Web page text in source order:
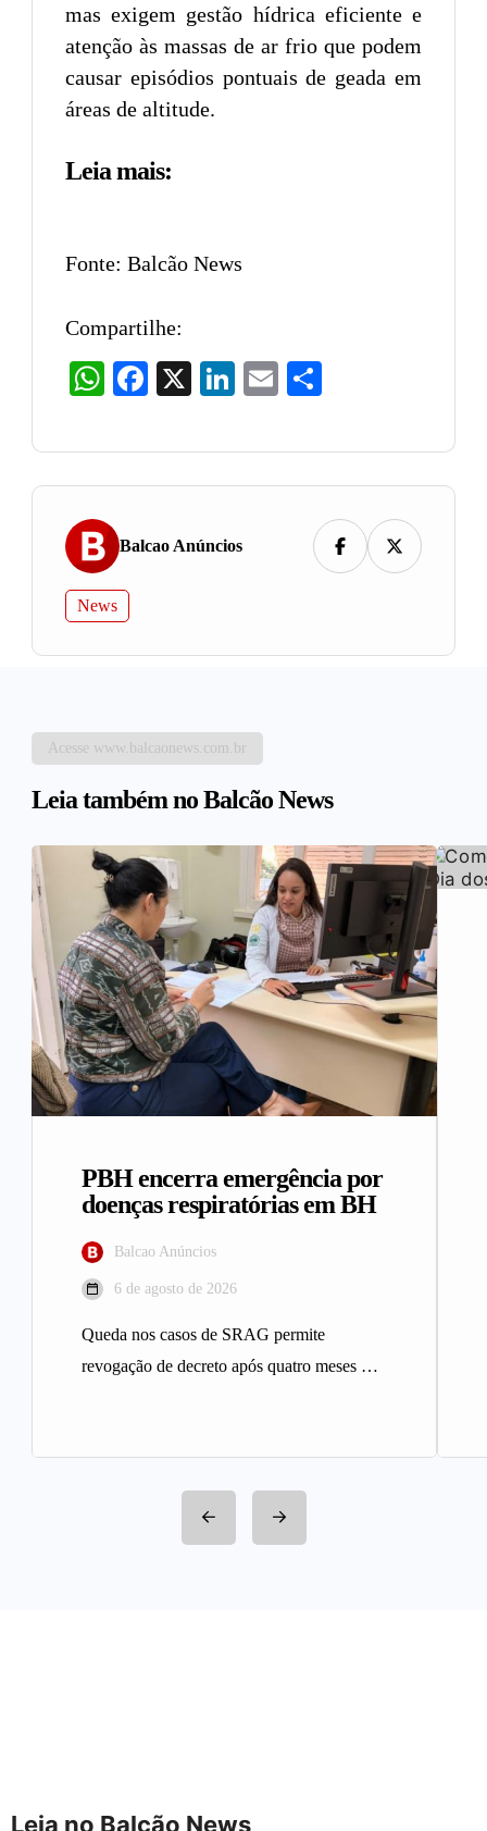
mas exigem gestão hídrica eficiente e
atenção às massas de ar frio que podem
causar episódios pontuais de geada em
áreas de altitude.
Leia mais:
Fonte: Balcão News
Compartilhe:
WhatsAppFacebook LinkedIn
Email
Balcao Anúncios
News
Acesse www.balcaonews.com.br
Leia também no Balcão News
PBH encerra emergência por
doenças respiratórias em BH
Balcao Anúncios
6 de agosto de 2026
Queda nos casos de SRAG permite
revogação de decreto após quatro meses A
Leia no Balcão News